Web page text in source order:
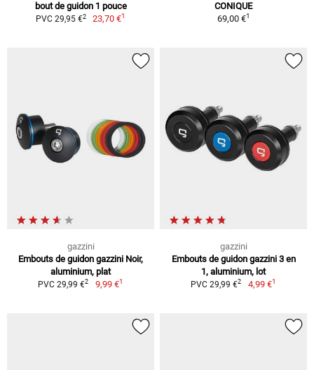
bout de guidon 1 pouce
PVC 29,95 €2 23,70 €1
CONIQUE
69,00 €1
gazzini
Embouts de guidon gazzini Noir,
aluminium, plat
PVC 29,99 €2 9,99 €1
gazzini
Embouts de guidon gazzini 3 en
1, aluminium, lot
PVC 29,99 €2 4,99 €1